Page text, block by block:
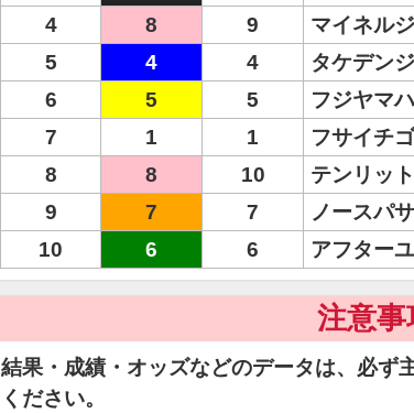
4
8 9 マイネル
5
4 4 タケデン
6
5 5 フジヤマ
7
1 1 フサイチ
8
8 10 テンリッ
9
7 7 ノースパ
10
6 6 アフター
注意事
結果・成績・オッズなどのデータは、必ず
ください。